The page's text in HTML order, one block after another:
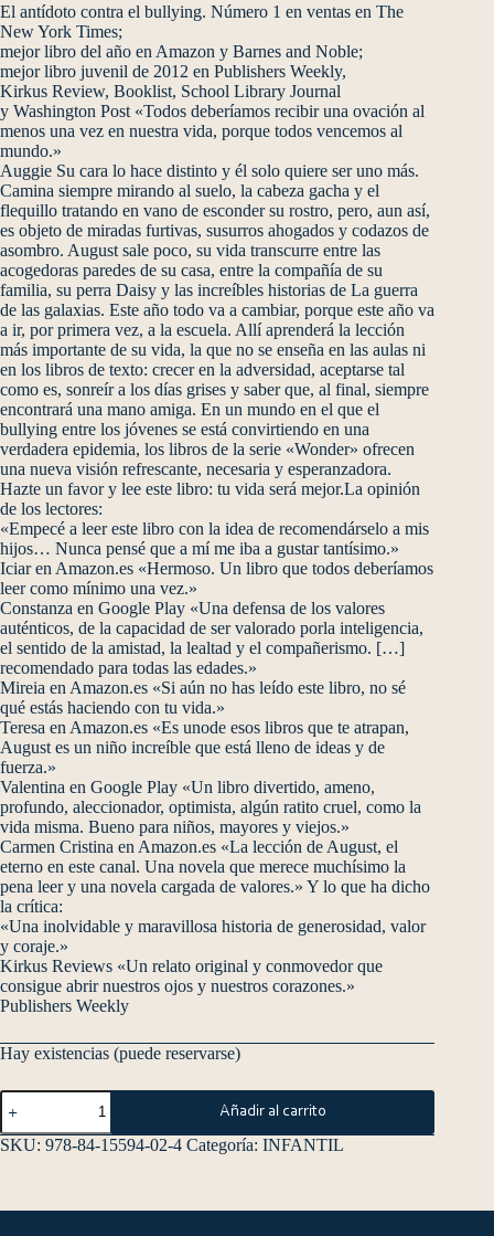
El antídoto contra el bullying. Número 1 en ventas en The
New York Times;
mejor libro del año en Amazon y Barnes and Noble;
mejor libro juvenil de 2012 en Publishers Weekly,
Kirkus Review, Booklist, School Library Journal
y Washington Post «Todos deberíamos recibir una ovación al
menos una vez en nuestra vida, porque todos vencemos al
mundo.»
Auggie Su cara lo hace distinto y él solo quiere ser uno más.
Camina siempre mirando al suelo, la cabeza gacha y el
flequillo tratando en vano de esconder su rostro, pero, aun así,
es objeto de miradas furtivas, susurros ahogados y codazos de
asombro. August sale poco, su vida transcurre entre las
acogedoras paredes de su casa, entre la compañía de su
familia, su perra Daisy y las increíbles historias de La guerra
de las galaxias. Este año todo va a cambiar, porque este año va
a ir, por primera vez, a la escuela. Allí aprenderá la lección
más importante de su vida, la que no se enseña en las aulas ni
en los libros de texto: crecer en la adversidad, aceptarse tal
como es, sonreír a los días grises y saber que, al final, siempre
encontrará una mano amiga. En un mundo en el que el
bullying entre los jóvenes se está convirtiendo en una
verdadera epidemia, los libros de la serie «Wonder» ofrecen
una nueva visión refrescante, necesaria y esperanzadora.
Hazte un favor y lee este libro: tu vida será mejor.La opinión
de los lectores:
«Empecé a leer este libro con la idea de recomendárselo a mis
hijos… Nunca pensé que a mí me iba a gustar tantísimo.»
Iciar en Amazon.es «Hermoso. Un libro que todos deberíamos
leer como mínimo una vez.»
Constanza en Google Play «Una defensa de los valores
auténticos, de la capacidad de ser valorado porla inteligencia,
el sentido de la amistad, la lealtad y el compañerismo. […]
recomendado para todas las edades.»
Mireia en Amazon.es «Si aún no has leído este libro, no sé
qué estás haciendo con tu vida.»
Teresa en Amazon.es «Es unode esos libros que te atrapan,
August es un niño increíble que está lleno de ideas y de
fuerza.»
Valentina en Google Play «Un libro divertido, ameno,
profundo, aleccionador, optimista, algún ratito cruel, como la
vida misma. Bueno para niños, mayores y viejos.»
Carmen Cristina en Amazon.es «La lección de August, el
eterno en este canal. Una novela que merece muchísimo la
pena leer y una novela cargada de valores.» Y lo que ha dicho
la crítica:
«Una inolvidable y maravillosa historia de generosidad, valor
y coraje.»
Kirkus Reviews «Un relato original y conmovedor que
consigue abrir nuestros ojos y nuestros corazones.»
Publishers Weekly
Hay existencias (puede reservarse)
Añadir al carrito
SKU: 978-84-15594-02-4 Categoría: INFANTIL